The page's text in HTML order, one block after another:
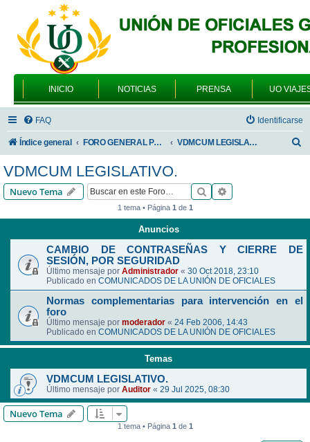
INICIO NOTICIAS PRENSA UO
FAQ Identificarse
Índice general FORO GENERAL PARA TODOS LOS USUARIOS VDMCUM LEGISLATIVO.
VDMCUM LEGISLATIVO.
Nuevo Tema Buscar
1 tema • Página 1 de 1
Anuncios
CAMBIO DE CONTRASEÑAS Y CIERRE DE
SESIÓN, POR SEGURIDAD
Último mensaje por Administrador « 30 Oct 2018, 23:10
Publicado en COMUNICADOS DE LA UNIÓN DE OFICIALES
Normas complementarias para intervención en el
foro
Último mensaje por moderador « 24 Feb 2006, 14:43
Publicado en COMUNICADOS DE LA UNIÓN DE OFICIALES
Temas
VDMCUM LEGISLATIVO.
Último mensaje por Auditor « 29 Jul 2025, 08:30
Nuevo Tema
1 tema • Página 1 de 1